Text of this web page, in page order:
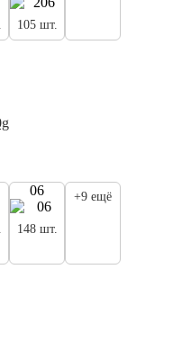
105 шт.
06
148 шт.
+9 ещё